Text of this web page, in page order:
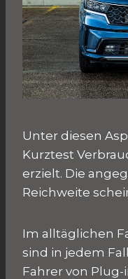
Unter diesen
Kurztest
erzielt. Die
Reichweite
Im alltäglichen
sind in jedem
Fahrer von